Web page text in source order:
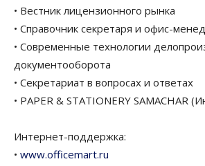
• Вестник лицензионного рынка
• Справочник секретаря и офис-
• Современные технологии
документооборота
• Секретариат в вопросах и ответах
• PAPER & STATIONERY SAMACHAR
Интернет-поддержка:
• www.officemart.ru